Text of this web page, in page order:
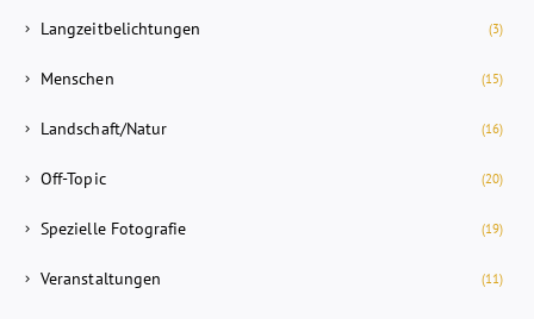
Langzeitbelichtungen (3)
Menschen (15)
Landschaft/Natur (16)
Off-Topic (20)
Spezielle Fotografie (19)
Veranstaltungen (11)